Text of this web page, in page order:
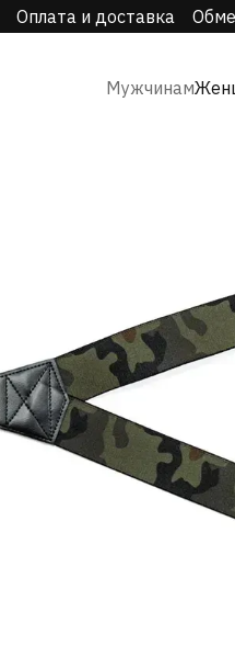
Оплата и доставка
Мужчинам